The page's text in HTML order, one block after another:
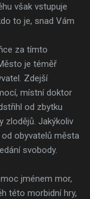
však vstupuje
to je, snad Vám
za tímto
je téměř
Zdejší
místní doktor
od zbytku
zlodějů. Jakýkoliv
obyvatelů města
svobody.
jménem mor,
této morbidní hry,